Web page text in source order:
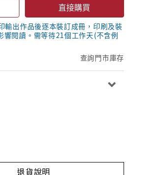
直接購買
輸出作品後逐本裝訂成冊，印刷及裝
響閱讀。需等待21個工作天(不含例
查詢門市庫存
退貨說明